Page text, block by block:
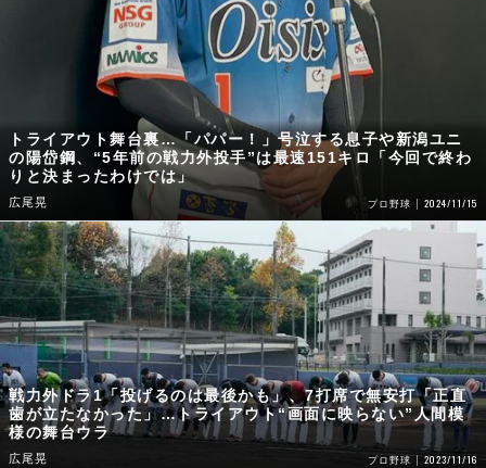
トライアウト舞台裏…「パパー！」号泣する息子や新潟ユニ
の陽岱鋼、“5年前の戦力外投手”は最速151キロ「今回で終わ
りと決まったわけでは」
広尾晃 プロ野球 2024/11/15
戦力外ドラ1「投げるのは最後かも」、7打席で無安打「正直
歯が立たなかった」…トライアウト“画面に映らない”人間模
様の舞台ウラ
広尾晃 プロ野球 2023/11/16